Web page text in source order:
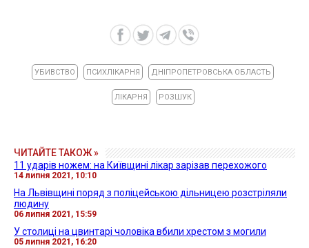
УБИВСТВО ПСИХЛІКАРНЯ ДНІПРОПЕТРОВСЬКА ОБЛАСТЬ
ЛІКАРНЯ РОЗШУК
ЧИТАЙТЕ ТАКОЖ »
11 ударів ножем: на Київщині лікар зарізав перехожого
14 липня 2021, 10:10
На Львівщині поряд з поліцейською дільницею розстріляли
людину
06 липня 2021, 15:59
У столиці на цвинтарі чоловіка вбили хрестом з могили
05 липня 2021, 16:20